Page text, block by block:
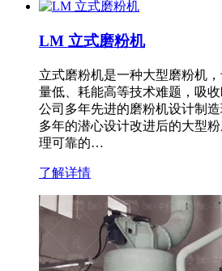
LM 立式磨粉机
立式磨粉机是一种大型磨粉机
量低、耗能高等技术难题，吸
公司多年先进的磨粉机设计制
多年的潜心设计改进后的大型
理可靠的…
了解详情